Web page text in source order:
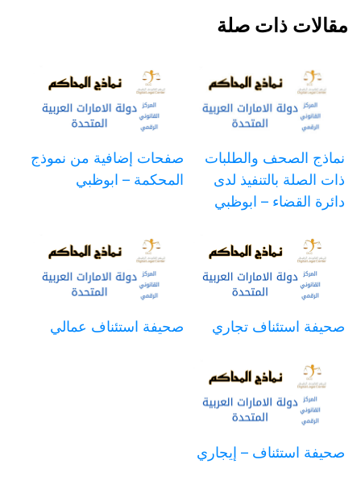
مقالات ذات صلة
نماذج الصحف والطلبات
ذات الصلة بالتنفيذ لدى
دائرة القضاء – ابوظبي
صفحات إضافية من نموذج
المحكمة – ابوظبي
صحيفة استئناف تجاري صحيفة استئناف عمالي
صحيفة استئناف – إيجاري